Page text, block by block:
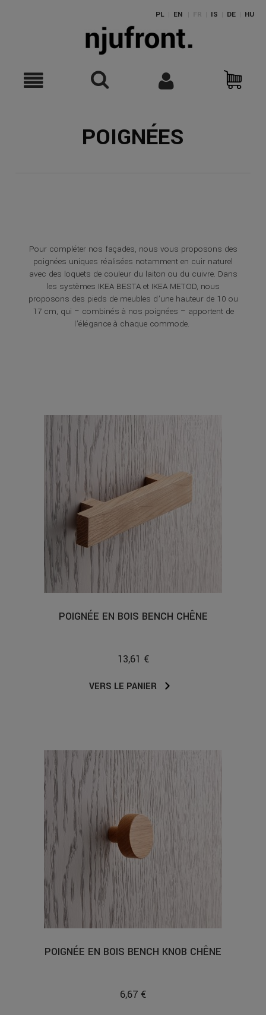
PL EN FR IS DE HU
POIGNÉES
Pour compléter nos façades, nous vous proposons des
poignées uniques réalisées notamment en cuir naturel
avec des loquets de couleur du laiton ou du cuivre. Dans
les systèmes IKEA BESTA et IKEA METOD, nous
proposons des pieds de meubles d’une hauteur de 10 ou
17 cm, qui – combinés à nos poignées – apportent de
l’élégance à chaque commode.
POIGNÉE EN BOIS BENCH CHÊNE
13,61 €
VERS LE PANIER
POIGNÉE EN BOIS BENCH KNOB CHÊNE
6,67 €